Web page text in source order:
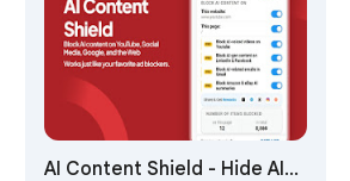
AI Content Shield - Hide AI